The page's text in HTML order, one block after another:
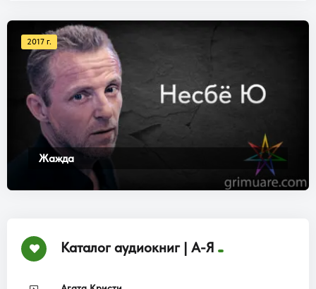
2017 г.
Жажда
Каталог аудиокниг | А-Я